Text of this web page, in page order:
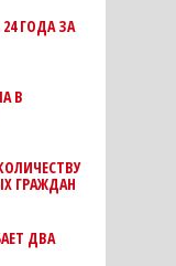
ГОДА ЗА
В
ГРАЖДАН
ДВА